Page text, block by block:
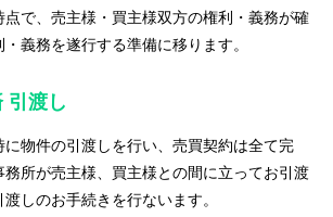
で、売主様・買主様双方の権利・義務が確
義務を遂行する準備に移ります。
引渡し
物件の引渡しを行い、売買契約は全て完
務所が売主様、買主様との間に立ってお引渡
しのお手続きを行ないます。